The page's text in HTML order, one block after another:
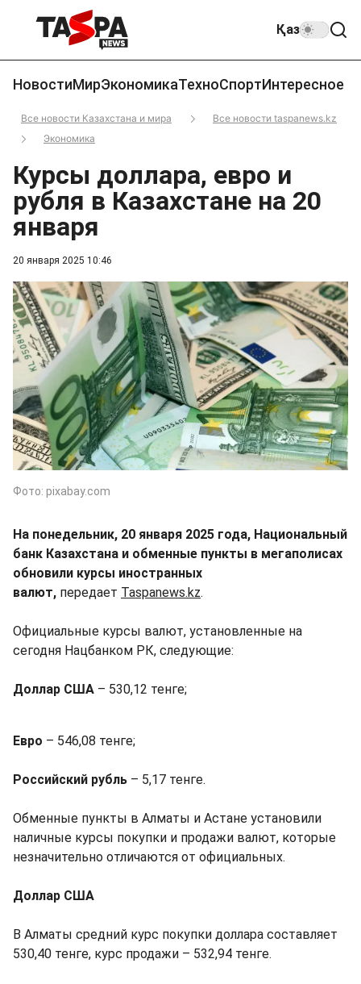
Қаз
НовостиМирЭкономикаТехноСпортИнтересное
Все новости Казахстана и мира
Все новости taspanews.kz
Экономика
20 января 2025 10:46
Курсы доллара, евро и
рубля в Казахстане на 20
января
Фото: pixabay.com
На понедельник, 20 января 2025 года, Национальный
банк Казахстана и обменные пункты в мегаполисах
обновили курсы иностранных
валют, передает Taspanews.kz.
Официальные курсы валют, установленные на
сегодня Нацбанком РК, следующие:
Доллар США – 530,12 тенге;
Евро – 546,08 тенге;
Российский рубль – 5,17 тенге.
Обменные пункты в Алматы и Астане установили
наличные курсы покупки и продажи валют, которые
незначительно отличаются от официальных.
Доллар США
В Алматы средний курс покупки доллара составляет
530,40 тенге, курс продажи – 532,94 тенге.